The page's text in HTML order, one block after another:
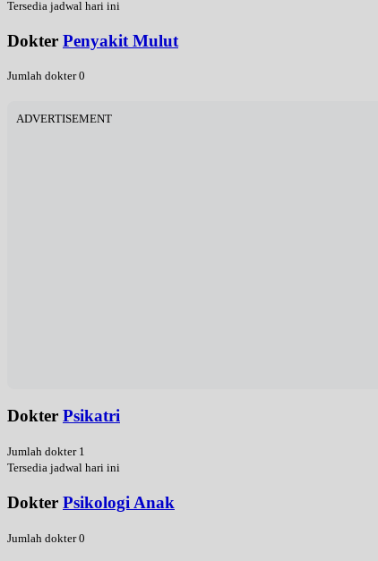
Tersedia jadwal hari ini
Dokter Penyakit Mulut
Jumlah dokter 0
ADVERTISEMENT
Dokter Psikatri
Jumlah dokter 1
Tersedia jadwal hari ini
Dokter Psikologi Anak
Jumlah dokter 0